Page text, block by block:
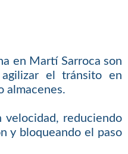
en Martí Sarroca son
el tránsito en
almacenes.
velocidad, reduciendo
y bloqueando el paso